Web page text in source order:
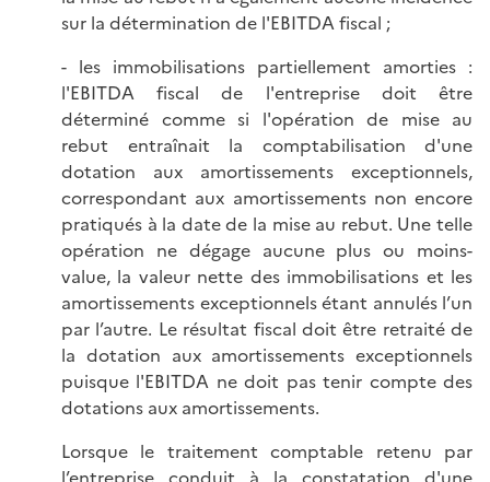
sur la détermination de l'EBITDA fiscal ;
- les immobilisations partiellement amorties :
l'EBITDA fiscal de l'entreprise doit être
déterminé comme si l'opération de mise au
rebut entraînait la comptabilisation d'une
dotation aux amortissements exceptionnels,
correspondant aux amortissements non encore
pratiqués à la date de la mise au rebut. Une telle
opération ne dégage aucune plus ou moins-
value, la valeur nette des immobilisations et les
amortissements exceptionnels étant annulés l’un
par l’autre. Le résultat fiscal doit être retraité de
la dotation aux amortissements exceptionnels
puisque l'EBITDA ne doit pas tenir compte des
dotations aux amortissements.
Lorsque le traitement comptable retenu par